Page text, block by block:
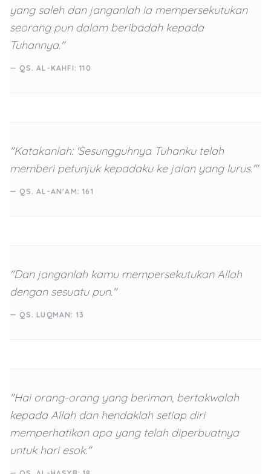
yang saleh dan janganlah ia mempersekutukan
seorang pun dalam beribadah kepada
Tuhannya."
— QS. AL-KAHFI: 110
"Katakanlah: 'Sesungguhnya Tuhanku telah
memberi petunjuk kepadaku ke jalan yang lurus.'"
— QS. AL-AN'AM: 161
"Dan janganlah kamu mempersekutukan Allah
dengan sesuatu pun."
— QS. LUQMAN: 13
"Hai orang-orang yang beriman, bertakwalah
kepada Allah dan hendaklah setiap diri
memperhatikan apa yang telah diperbuatnya
untuk hari esok."